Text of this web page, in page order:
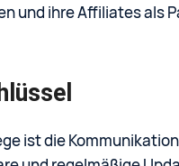
und ihre Affiliates als
ist die